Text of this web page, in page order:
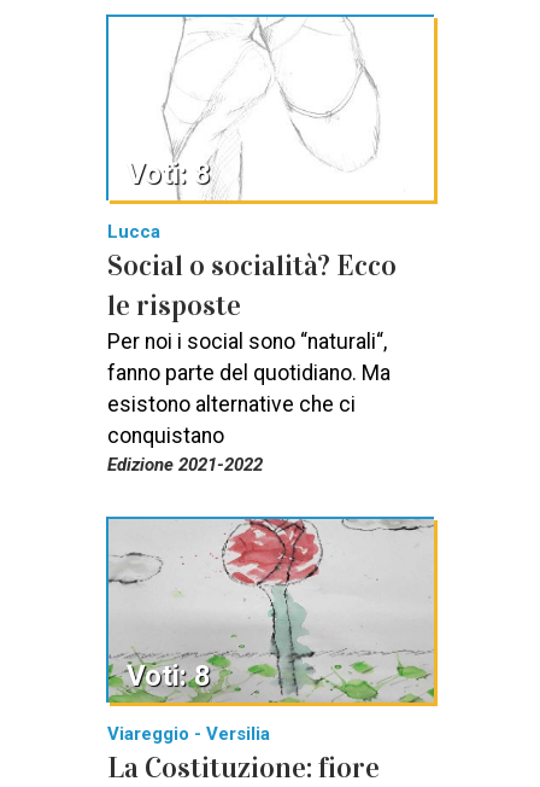
Lucca
Social o socialità? Ecco
le risposte
Per noi i social sono “naturali“,
fanno parte del quotidiano. Ma
esistono alternative che ci
conquistano
Edizione 2021-2022
Voti: 8
Viareggio - Versilia
La Costituzione: fiore
Voti: 8